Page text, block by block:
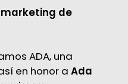
de
ADA, una
en honor a Ada